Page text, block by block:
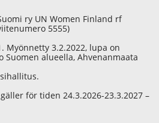
ry UN Women Finland rf
5555)
Myönnetty 3.2.2022, lupa on
Suomen alueella, Ahvenanmaata
för tiden 24.3.2026-23.3.2027 –